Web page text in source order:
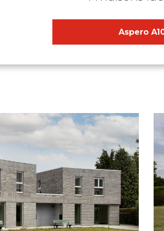
Aspero